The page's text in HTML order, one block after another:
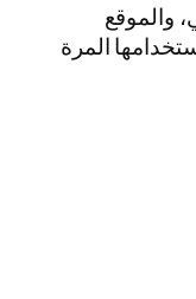
والموقع
المرة